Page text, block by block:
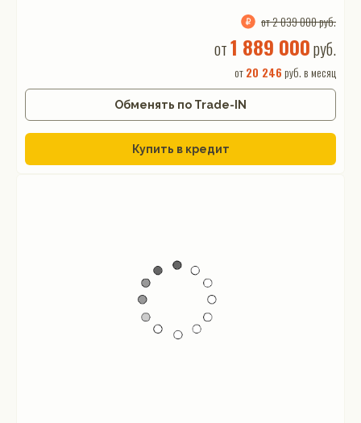
от 2 039 000 руб.
от1 889 000руб.
от20 246 руб. в месяц
Обменять по Trade-IN
Купить в кредит